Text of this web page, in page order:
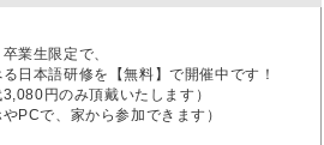
業生限定で、
日本語研修を【無料】で開催中です！
円のみ頂戴いたします）
PCで、家から参加できます）